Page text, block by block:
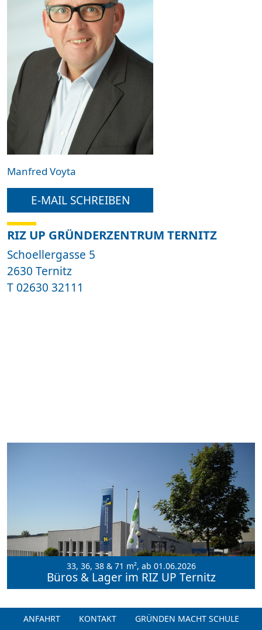
Manfred Voyta
E-MAIL SCHREIBEN
RIZ UP GRÜNDERZENTRUM TERNITZ
Schoellergasse 5
2630 Ternitz
T 02630 32111
33, 36, 38 & 71 m², ab 01.06.2026
Büros & Lager im RIZ UP Ternitz
ANFAHRT KONTAKT GRÜNDEN MACHT SCHULE